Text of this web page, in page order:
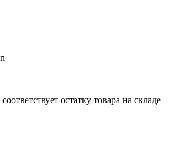
остатку товара на складе